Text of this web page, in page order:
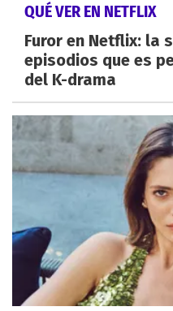
QUÉ VER EN NETFLIX
Furor en Netflix: la
episodios que es
del K-drama